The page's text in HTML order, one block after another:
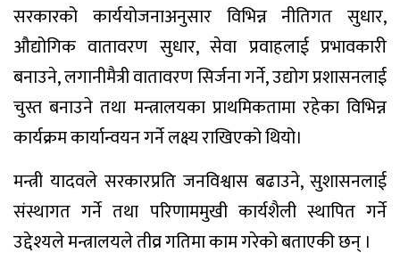
सरकारको कार्ययोजनाअनुसार विभिन्न नीतिगत सुधार,
औद्योगिक वातावरण सुधार, सेवा प्रवाहलाई प्रभावकारी
बनाउने, लगानीमैत्री वातावरण सिर्जना गर्ने, उद्योग प्रशासनलाई
चुस्त बनाउने तथा मन्त्रालयका प्राथमिकतामा रहेका विभिन्न
कार्यक्रम कार्यान्वयन गर्ने लक्ष्य राखिएको थियो।
मन्त्री यादवले सरकारप्रति जनविश्वास बढाउने, सुशासनलाई
संस्थागत गर्ने तथा परिणाममुखी कार्यशैली स्थापित गर्ने
उद्देश्यले मन्त्रालयले तीव्र गतिमा काम गरेको बताएकी छन् ।